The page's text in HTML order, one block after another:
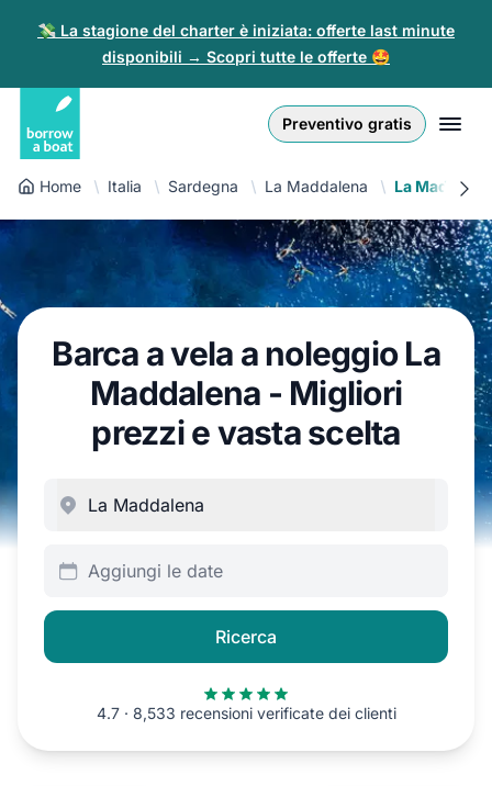
💸 La stagione del charter è iniziata: offerte last minute
disponibili → Scopri tutte le offerte 🤩
Preventivo gratis
Accedi
Registrati
€ EUR
Złoty
English (UK)
Nederlands
Español
Français
Home Italia Sardegna La Maddalena La
Barca a vela a noleggio La
Maddalena - Migliori
prezzi e vasta scelta
Aggiungi le date
Ricerca
4.7 · 8,533 recensioni verificate dei clienti